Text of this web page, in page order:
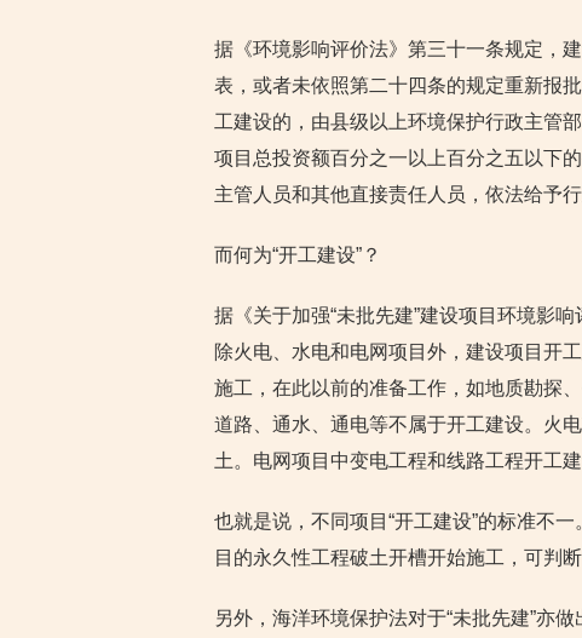
据《环境影响评价法》第三十一条规定，
表，或者未依照第二十四条的规定重新报
工建设的，由县级以上环境保护行政主管
项目总投资额百分之一以上百分之五以下
主管人员和其他直接责任人员，依法给予行
而何为“开工建设”？
据《关于加强“未批先建”建设项目环境影
除火电、水电和电网项目外，建设项目开
施工，在此以前的准备工作，如地质勘探
道路、通水、通电等不属于开工建设。火
土。电网项目中变电工程和线路工程开工
也就是说，不同项目“开工建设”的标准不
目的永久性工程破土开槽开始施工，可判
另外，海洋环境保护法对于“未批先建”亦做